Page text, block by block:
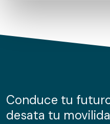
de cookies.
información sobre el uso
nuestros partners de
Conduce tu
desata tu